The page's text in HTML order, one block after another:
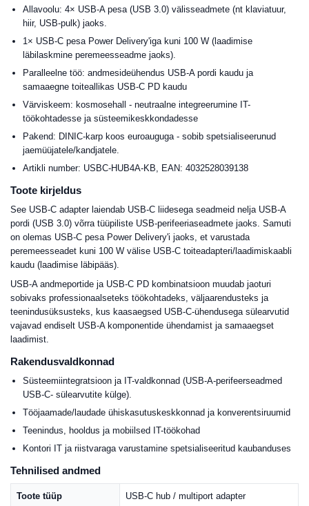
Allavoolu: 4× USB-A pesa (USB 3.0) välisseadmete (nt klaviatuur,
hiir, USB-pulk) jaoks.
1× USB-C pesa Power Delivery'iga kuni 100 W (laadimise
läbilaskmine peremeesseadme jaoks).
Paralleelne töö: andmesideühendus USB-A pordi kaudu ja
samaaegne toiteallikas USB-C PD kaudu
Värviskeem: kosmosehall - neutraalne integreerumine IT-
töökohtadesse ja süsteemikeskkondadesse
Pakend: DINIC-karp koos euroauguga - sobib spetsialiseerunud
jaemüüjatele/kandjatele.
Artikli number: USBC-HUB4A-KB, EAN: 4032528039138
Toote kirjeldus
See USB-C adapter laiendab USB-C liidesega seadmeid nelja USB-A
pordi (USB 3.0) võrra tüüpiliste USB-perifeeriaseadmete jaoks. Samuti
on olemas USB-C pesa Power Delivery'i jaoks, et varustada
peremeesseadet kuni 100 W välise USB-C toiteadapteri/laadimiskaabli
kaudu (laadimise läbipääs).
USB-A andmeportide ja USB-C PD kombinatsioon muudab jaoturi
sobivaks professionaalseteks töökohtadeks, väljaarendusteks ja
teenindusüksusteks, kus kaasaegsed USB-C-ühendusega sülearvutid
vajavad endiselt USB-A komponentide ühendamist ja samaaegset
laadimist.
Rakendusvaldkonnad
Süsteemiintegratsioon ja IT-valdkonnad (USB-A-perifeerseadmed
USB-C- sülearvutite külge).
Tööjaamade/laudade ühiskasutuskeskkonnad ja konverentsiruumid
Teenindus, hooldus ja mobiilsed IT-töökohad
Kontori IT ja riistvaraga varustamine spetsialiseeritud kaubanduses
Tehnilised andmed
Toote tüüp USB-C hub / multiport adapter